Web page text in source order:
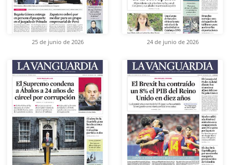
25 de junio de 2026 24 de junio de 2026